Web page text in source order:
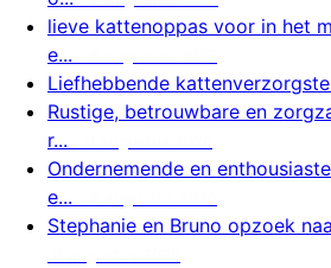
lieve kattenoppas voor in het
e...
Liefhebbende
Rustige, betrouwbare en
r...
Ondernemende en
e...
Stephanie en Bruno opzoek